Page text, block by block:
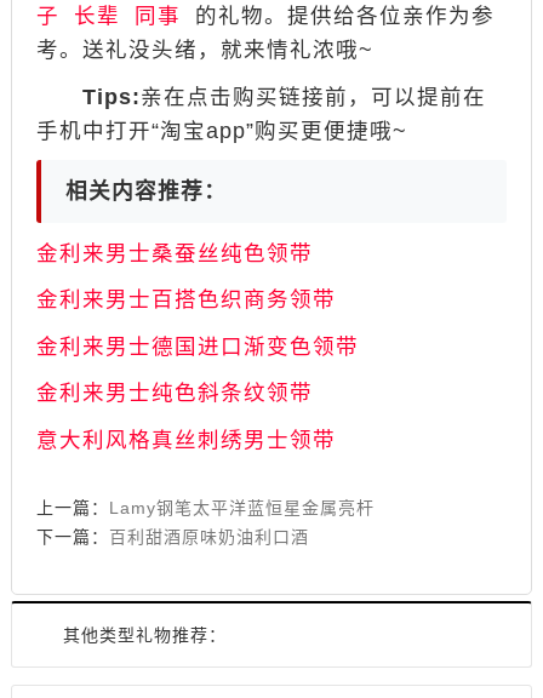
子
长辈 同事 的礼物。提供给各位亲作为参
考。送礼没头绪，就来情礼浓哦~
Tips:亲在点击购买链接前，可以提前在
手机中打开“淘宝app”购买更便捷哦~
相关内容推荐：
金利来男士桑蚕丝纯色领带
金利来男士百搭色织商务领带
金利来男士德国进口渐变色领带
金利来男士纯色斜条纹领带
意大利风格真丝刺绣男士领带
上一篇： Lamy钢笔太平洋蓝恒星金属亮杆
下一篇： 百利甜酒原味奶油利口酒
其他类型礼物推荐：